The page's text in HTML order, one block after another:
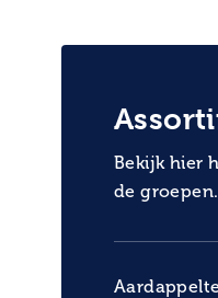
Bekijk hier
de groepen.